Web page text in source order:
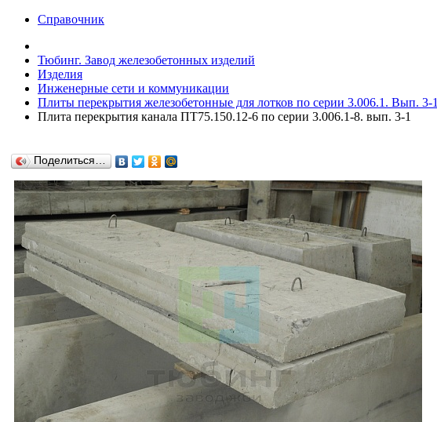
Справочник
Тюбинг. Завод железобетонных изделий
Изделия
Инженерные сети и коммуникации
Плиты перекрытия железобетонные для лотков по серии 3.006.1. Вып. 3-1
Плита перекрытия канала ПТ75.150.12-6 по серии 3.006.1-8. вып. 3-1
Поделиться…